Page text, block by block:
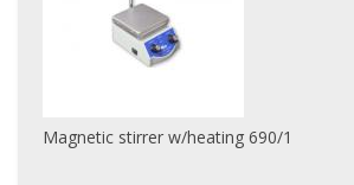
Magnetic stirrer w/heating 690/1